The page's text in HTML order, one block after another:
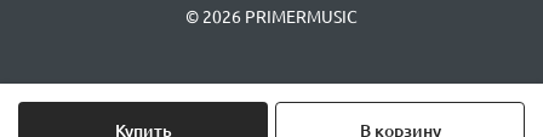
Купить В корзину
© 2026 PRIMERMUSIC